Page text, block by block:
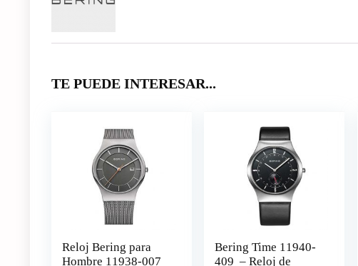
TE PUEDE INTERESAR...
Reloj Bering para
Hombre 11938-007
Bering Time 11940-
409 – Reloj de